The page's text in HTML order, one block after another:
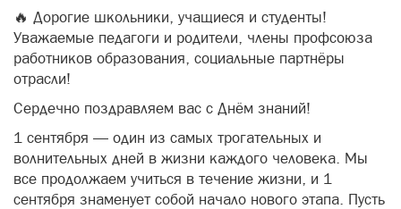
🔥 Дорогие школьники, учащиеся и студенты!
Уважаемые педагоги и родители, члены профсоюза
работников образования, социальные партнёры
отрасли!
Сердечно поздравляем вас с Днём знаний!
1 сентября — один из самых трогательных и
волнительных дней в жизни каждого человека. Мы
все продолжаем учиться в течение жизни, и 1
сентября знаменует собой начало нового этапа. Пусть